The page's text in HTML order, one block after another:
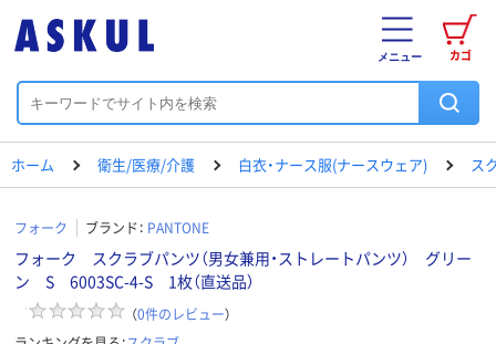
カゴ
メニュー
ホーム 衛生/医療/介護 白衣・ナース服(ナースウェア) ス
フォーク ブランド： PANTONE
フォーク スクラブパンツ（男女兼用・ストレートパンツ） グリー
ン S 6003SC-4-S 1枚（直送品）
（0件のレビュー）